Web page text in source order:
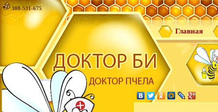
308-531-675
Главная